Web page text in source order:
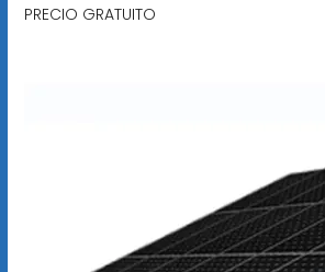
PRECIO GRATUITO